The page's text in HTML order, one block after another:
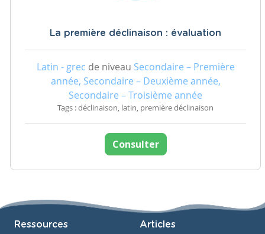
La première déclinaison : évaluation
Latin - grec de niveau Secondaire – Première
année, Secondaire – Deuxième année,
Secondaire – Troisième année
Tags : déclinaison, latin, première déclinaison
Consulter
Ressources Articles